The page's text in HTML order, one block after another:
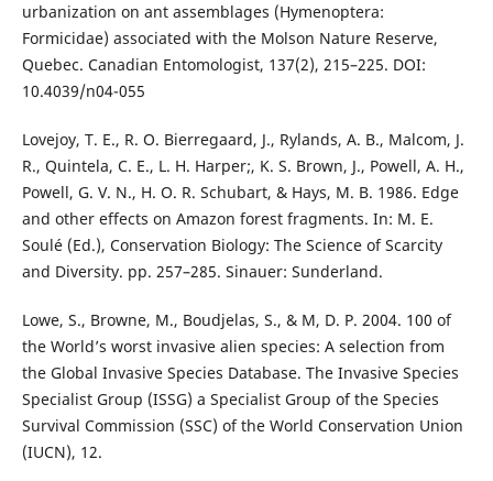
urbanization on ant assemblages (Hymenoptera:
Formicidae) associated with the Molson Nature Reserve,
Quebec. Canadian Entomologist, 137(2), 215–225. DOI:
10.4039/n04-055
Lovejoy, T. E., R. O. Bierregaard, J., Rylands, A. B., Malcom, J.
R., Quintela, C. E., L. H. Harper;, K. S. Brown, J., Powell, A. H.,
Powell, G. V. N., H. O. R. Schubart, & Hays, M. B. 1986. Edge
and other effects on Amazon forest fragments. In: M. E.
Soulé (Ed.), Conservation Biology: The Science of Scarcity
and Diversity. pp. 257–285. Sinauer: Sunderland.
Lowe, S., Browne, M., Boudjelas, S., & M, D. P. 2004. 100 of
the World’s worst invasive alien species: A selection from
the Global Invasive Species Database. The Invasive Species
Specialist Group (ISSG) a Specialist Group of the Species
Survival Commission (SSC) of the World Conservation Union
(IUCN), 12.